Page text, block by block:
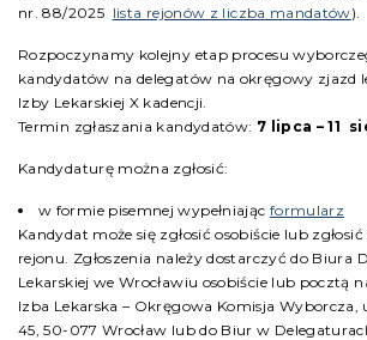
nr. 88/2025 lista rejonów z liczba mandatów).
Rozpoczynamy kolejny etap procesu
kandydatów na delegatów na okręgowy zjazd
Izby Lekarskiej X kadencji.
Termin zgłaszania kandydatów: 7 lipca – 11
Kandydaturę można zgłosić:
w formie pisemnej wypełniając formularz
Kandydat może się zgłosić osobiście lub
rejonu. Zgłoszenia należy dostarczyć do Biura
Lekarskiej we Wrocławiu osobiście lub pocztą
Izba Lekarska – Okręgowa Komisja Wyborcza,
45, 50-077 Wrocław lub do Biur w